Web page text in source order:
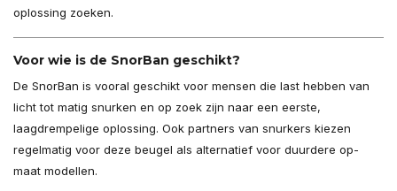
oplossing zoeken.
Voor wie is de SnorBan geschikt?
De SnorBan is vooral geschikt voor mensen die last hebben van
licht tot matig snurken en op zoek zijn naar een eerste,
laagdrempelige oplossing. Ook partners van snurkers kiezen
regelmatig voor deze beugel als alternatief voor duurdere op-
maat modellen.